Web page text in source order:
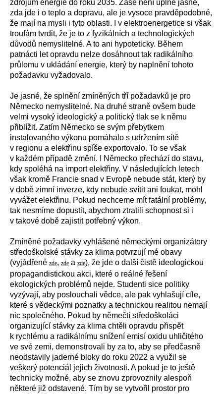
zdrojům energie do roku 2035. Zase není úplně jasné,
zda jde i o teplo a dopravu, ale je vysoce pravděpodobné,
že mají na mysli i tyto oblasti. I v elektroenergetice si však
troufám tvrdit, že je to z fyzikálních a technologických
důvodů nemyslitelné. A to ani hypoteticky. Během
patnácti let opravdu nelze dosáhnout tak radikálního
průlomu v ukládání energie, který by naplnění tohoto
požadavku vyžadovalo.
Je jasné, že splnění zmíněných tří požadavků je pro
Německo nemyslitelné. Na druhé straně ovšem bude
velmi vysoký ideologický a politický tlak se k němu
přiblížit. Zatím Německo se svým přebytkem
instalovaného výkonu pomáhalo s udržením sítě
v regionu a elektřinu spíše exportovalo. To se však
v každém případě změní. I Německo přechází do stavu,
kdy spoléhá na import elektřiny. V následujících letech
však kromě Francie snad v Evropě nebude stát, který by
v době zimní inverze, kdy nebude svítit ani foukat, mohl
vyvážet elektřinu. Pokud nechceme mít fatální problémy,
tak nesmíme dopustit, abychom ztratili schopnost si i
v takové době zajistit potřebný výkon.
Zmíněné požadavky vyhlášené německými organizátory
středoškolské stávky za klima potvrzují mé obavy
(vyjádřené zde, zde a zde), že jde o další čistě ideologickou
propagandistickou akci, které o reálné řešení
ekologických problémů nejde. Studenti sice politiky
vyzývají, aby poslouchali vědce, ale pak vyhlašují cíle,
které s vědeckými poznatky a technickou realitou nemají
nic společného. Pokud by němečtí středoškoláci
organizující stávky za klima chtěli opravdu přispět
k rychlému a radikálnímu snížení emisí oxidu uhličitého
ve své zemi, demonstrovali by za to, aby se předčasně
neodstavily jaderné bloky do roku 2022 a využil se
veškerý potenciál jejich životnosti. A pokud je to ještě
technicky možné, aby se znovu zprovoznily alespoň
některé již odstavené. Tím by se vytvořil prostor pro